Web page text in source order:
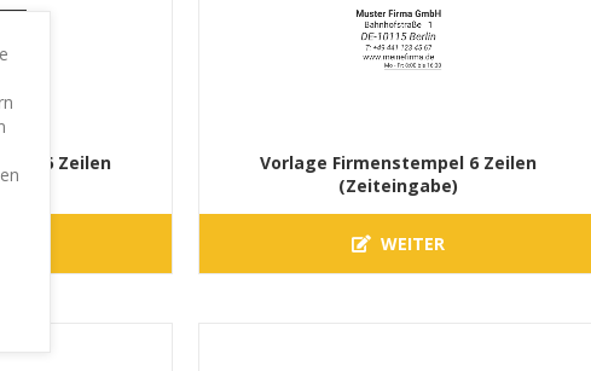
6 Zeilen
Vorlage Firmenstempel 6 Zeilen
(Zeiteingabe)
WEITER